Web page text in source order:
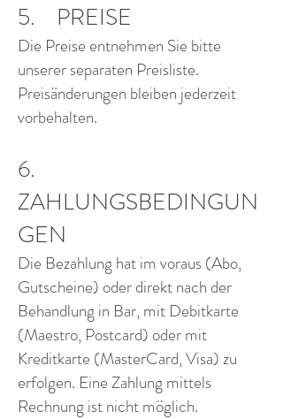
5. PREISE
Die Preise entnehmen Sie bitte
unserer separaten Preisliste.
Preisänderungen bleiben jederzeit
vorbehalten.
6.
ZAHLUNGSBEDINGUN
GEN
Die Bezahlung hat im voraus (Abo,
Gutscheine) oder direkt nach der
Behandlung in Bar, mit Debitkarte
(Maestro, Postcard) oder mit
Kreditkarte (MasterCard, Visa) zu
erfolgen. Eine Zahlung mittels
Rechnung ist nicht möglich.